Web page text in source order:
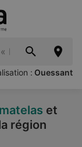
: Ouessant
et
région